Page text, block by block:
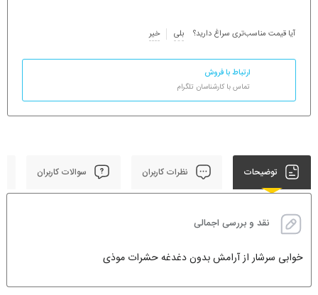
آیا قیمت مناسب‌تری سراغ دارید؟ بلی خیر
ارتباط با فروش
تماس با کارشناسان تلگرام
توضیحات نظرات کاربران سوالات کاربران
نقد و بررسی اجمالی
خوابی سرشار از آرامش بدون دغدغه حشرات موذی